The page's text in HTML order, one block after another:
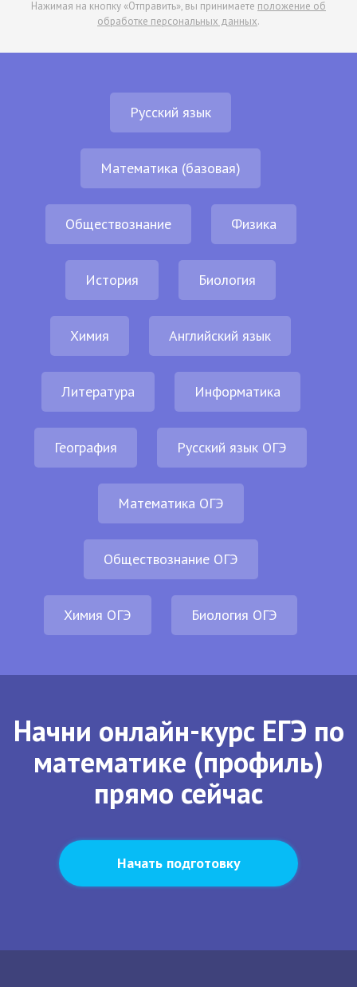
Нажимая на кнопку «Отправить», вы принимаете положение об
обработке персональных данных.
Русский язык
Математика (базовая)
Обществознание Физика
История Биология
Химия Английский язык
Литература Информатика
География Русский язык ОГЭ
Математика ОГЭ
Обществознание ОГЭ
Химия ОГЭ Биология ОГЭ
Начни онлайн-курс ЕГЭ по
математике (профиль)
прямо сейчас
Начать подготовку